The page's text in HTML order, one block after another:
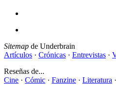
Sitemap de Underbrain
Artículos · Crónicas · Entrevistas ·
Reseñas de...
Cine · Cómic · Fanzine · Literatura ·